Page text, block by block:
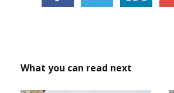
What you can read next